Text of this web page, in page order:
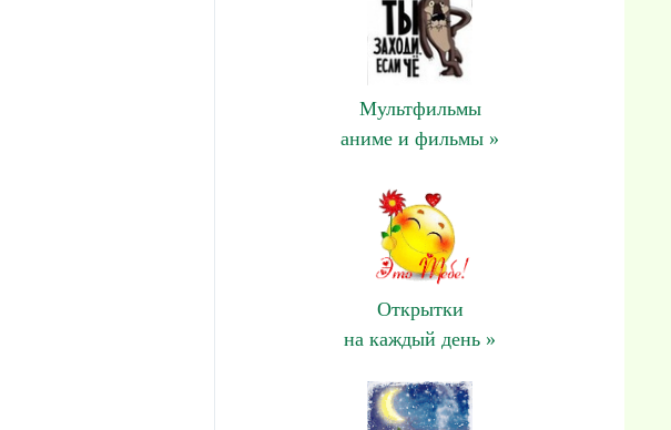
Мультфильмы
аниме и фильмы »
Открытки
на каждый день »